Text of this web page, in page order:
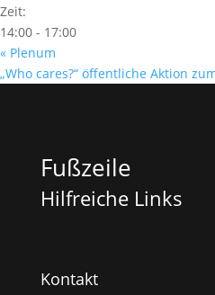
Zeit:
14:00 - 17:00
« Plenum
„Who cares?“ öffentliche Aktion
Fußzeile
Hilfreiche Links
Kontakt